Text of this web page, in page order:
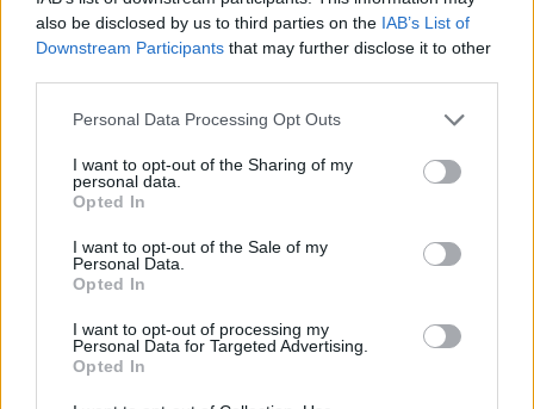
also be disclosed by us to third parties on the IAB’s List of
Downstream Participants that may further disclose it to other
Please note that this website/app uses one or more Google
not limited to your visit or usage behaviour. You may click to
grant or deny consent to Google and its third-party tags to
use your data for below specified purposes in below Google
consent section.
Personal Data Processing Opt Outs
I want to opt-out of the Sharing of my
personal data.
Opted In
I want to opt-out of the Sale of my
Personal Data.
Opted In
I want to opt-out of processing my
Personal Data for Targeted Advertising.
Opted In
Notre-Dame de Paris conquista Olbia, la prima
al Molo Brin è un successo
Strada Sassari-Olbia, incidente all’alba: ferito il
conducente
Eventi in Gallura, da Jovanotti alla zuppa
gallurese: gli appuntamenti da non perdere
Lettini e arredi abusivi sulla spiaggia libera,
sequestri a Olbia e Arzachena